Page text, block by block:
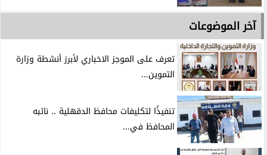
آخر الموضوعات
تعرف على الموجز الاخباري لأبرز أنشطة وزارة
التموين...
تنفيذًا لتكليفات محافظ الدقهلية .. نائبه
المحافظ في...